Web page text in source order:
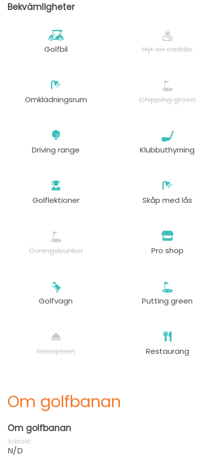
Bekvämligheter
Golfbil Hyr en caddie
Omklädningsrum Chipping green
Driving range Klubbuthyrning
Golflektioner Skåp med lås
Övningsbunker Pro shop
Golfvagn Putting green
Reception Restaurang
Om golfbanan
Om golfbanan
Arkitekt
N/D